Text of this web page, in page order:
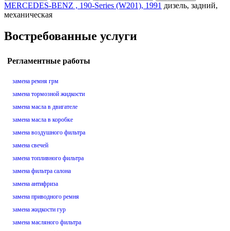
MERCEDES-BENZ , 190-Series (W201), 1991 дизель, задний,
механическая
Востребованные услуги
Регламентные работы
замена ремня грм
замена тормозной жидкости
замена масла в двигателе
замена масла в коробке
замена воздушного фильтра
замена свечей
замена топливного фильтра
замена фильтра салона
замена антифриза
замена приводного ремня
замена жидкости гур
замена масляного фильтра